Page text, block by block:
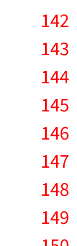
142
143
144
145
146
147
148
149